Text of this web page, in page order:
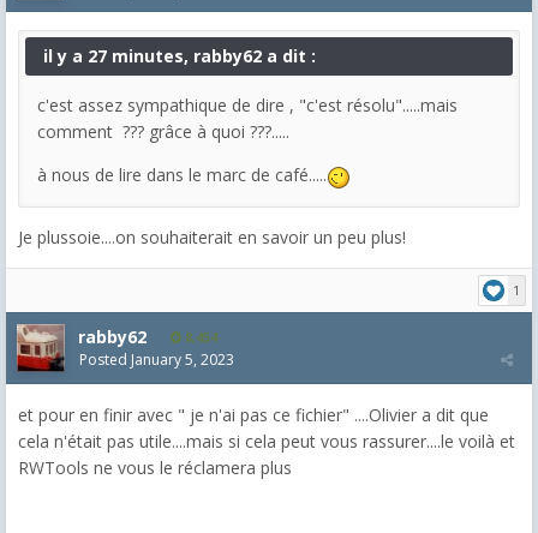
il y a 27 minutes, rabby62 a dit :
c'est assez sympathique de dire , "c'est résolu".....mais
comment ??? grâce à quoi ???.....
à nous de lire dans le marc de café.....
Je plussoie....on souhaiterait en savoir un peu plus!
1
rabby62 8,454
Posted January 5, 2023
et pour en finir avec " je n'ai pas ce fichier" ....Olivier a dit que
cela n'était pas utile....mais si cela peut vous rassurer....le voilà et
RWTools ne vous le réclamera plus